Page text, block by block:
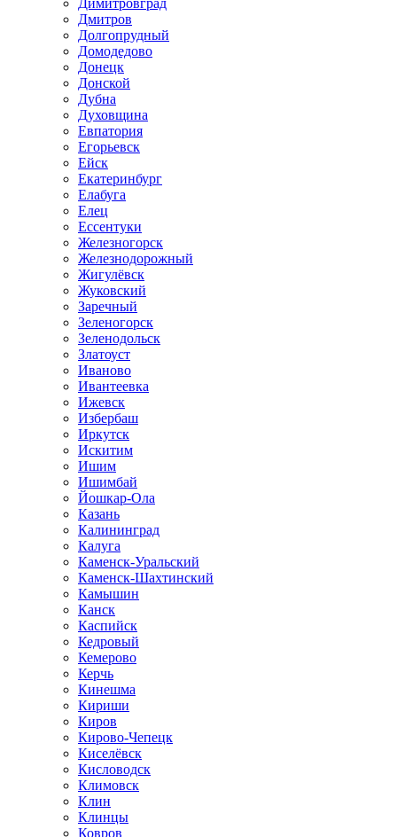
Димитровград
Дмитров
Долгопрудный
Домодедово
Донецк
Донской
Дубна
Духовщина
Евпатория
Егорьевск
Ейск
Екатеринбург
Елабуга
Елец
Ессентуки
Железногорск
Железнодорожный
Жигулёвск
Жуковский
Заречный
Зеленогорск
Зеленодольск
Златоуст
Иваново
Ивантеевка
Ижевск
Избербаш
Иркутск
Искитим
Ишим
Ишимбай
Йошкар-Ола
Казань
Калининград
Калуга
Каменск-Уральский
Каменск-Шахтинский
Камышин
Канск
Каспийск
Кедровый
Кемерово
Керчь
Кинешма
Кириши
Киров
Кирово-Чепецк
Киселёвск
Кисловодск
Климовск
Клин
Клинцы
Ковров